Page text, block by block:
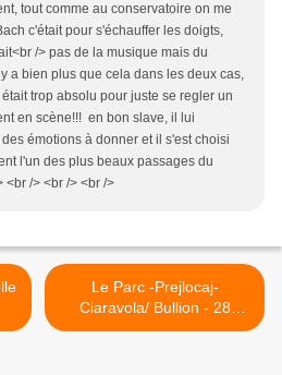
tout comme au conservatoire on me
c'était pour s'échauffer les doigts,
/> pas de la musique mais du
a bien plus que cela dans les deux cas,
trop absolu pour juste se regler un
en scène!!! en bon slave, il lui
émotions à donner et il s'est choisi
l'un des plus beaux passages du
<br /> <br /> <br />
Le Parc -Prejlocaj-
Ciaravola/ Bullion - 28
décembre 2013 >